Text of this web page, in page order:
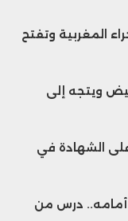
المغربية وتفتح
ويتجه إلى
الشهادة في
أمامه.. درس من